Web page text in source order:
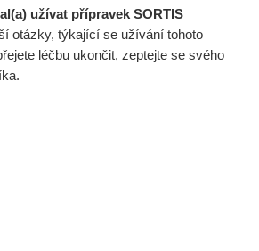
užívat přípravek SORTIS
otázky, týkající se užívání tohoto
léčbu ukončit, zeptejte se svého